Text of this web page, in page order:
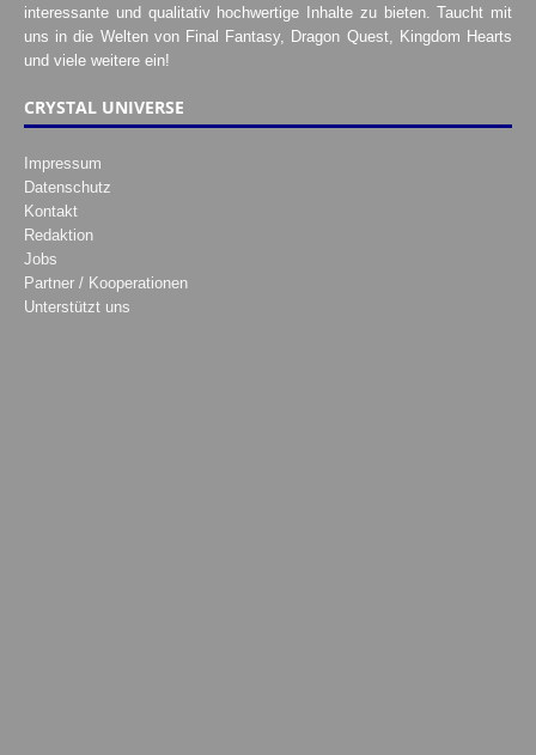
interessante und qualitativ hochwertige Inhalte zu bieten. Taucht mit
uns in die Welten von Final Fantasy, Dragon Quest, Kingdom Hearts
und viele weitere ein!
CRYSTAL UNIVERSE
Impressum
Datenschutz
Kontakt
Redaktion
Jobs
Partner / Kooperationen
Unterstützt uns